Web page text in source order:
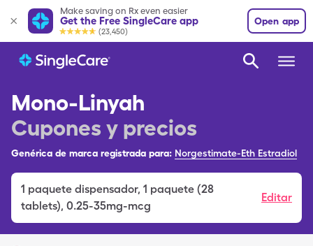
Make saving on Rx even easier
Get the Free SingleCare app
(23,450)
Open app
Mono-Linyah
Cupones y precios
Genérica de marca registrada para: Norgestimate-Eth Estradiol
1 paquete dispensador, 1 paquete (28
tablets), 0.25-35mg-mcg
Editar